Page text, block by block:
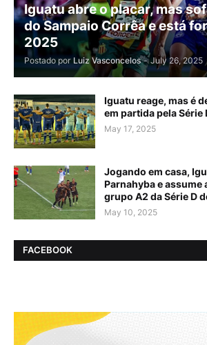
Iguatu abre o placar, mas
do Sampaio Corrêa e está
2025
Postado por Luiz Vasconcelos - July 26, 2025
Iguatu reage, mas é
em partida pela Série
May 17, 2025
Jogando em casa,
Parnahyba e
grupo A2 da Série D
May 10, 2025
FACEBOOK